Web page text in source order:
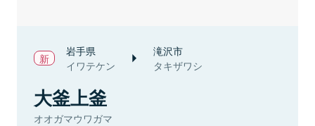
岩手県
イワテケン
滝沢市
タキザワシ
大釜上釜
オオガマウワガマ